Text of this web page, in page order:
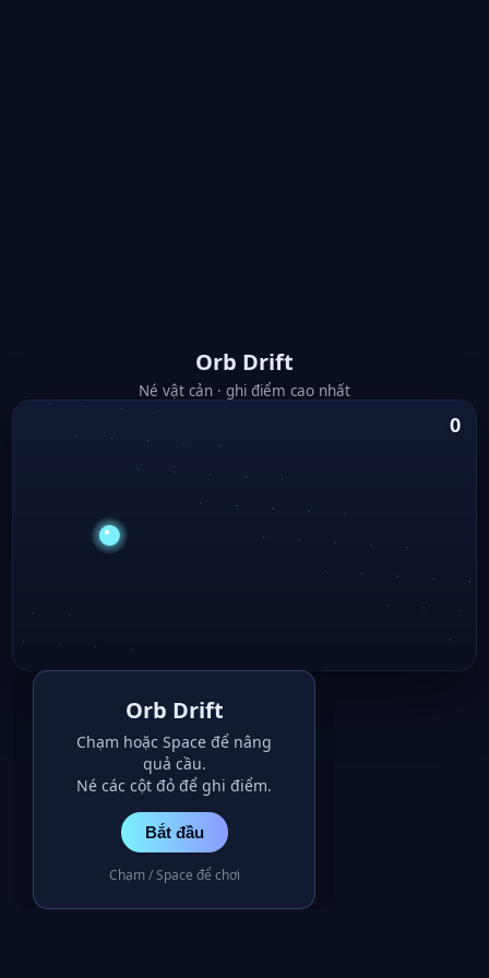
Orb Drift
Né vật cản · ghi điểm cao nhất
0
Orb Drift
Chạm hoặc Space để nâng
quả cầu.
Né các cột đỏ để ghi điểm.
Bắt đầu
Chạm / Space để chơi